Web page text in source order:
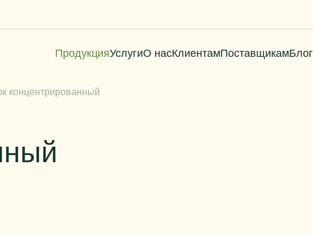
ПродукцияУслугиО насКлиентамПоставщикамБлог
концентрированный